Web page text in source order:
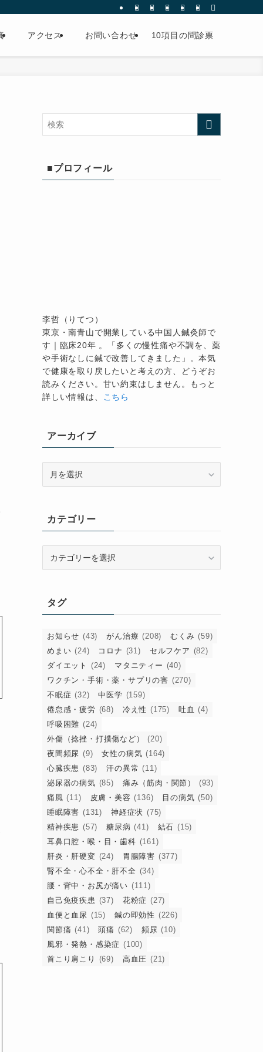
アクセス お問い合わせ 10項目の問診票
■プロフィール
李哲（りてつ）
東京・南青山で開業している中国人鍼灸師で
す｜臨床20年 。「多くの慢性痛や不調を、薬
や手術なしに鍼で改善してきました」。本気
で健康を取り戻したいと考えの方、どうぞお
読みください。甘い約束はしません。もっと
詳しい情報は、 こちら
アーカイブ
ブカテゴリー
ータグ
お知らせ (43) がん治療 (208) むくみ (59)
めまい (24) コロナ (31) セルフケア (82)
ダイエット
(24) マタニティー (40)
ワクチン・手術・薬・サプリの害 (270)
不眠症 (32) 中医学 (159)
倦怠感・疲労 (68) 冷え性 (175) 吐血 (4)
呼吸困難 (24)
外傷（捻挫・打撲傷など）
(20)
夜間頻尿 (9) 女性の病気 (164)
心臓疾患 (83) 汗の異常 (11)
泌尿器の病気 (85) 痛み（筋肉・関節）
(93)
痛風 (11) 皮膚・美容 (136) 目の病気 (50)
睡眠障害 (131) 神経症状 (75)
精神疾患 (57) 糖尿病 (41) 結石 (15)
耳鼻口腔・喉・目・歯科 (161)
肝炎・肝硬変 (24) 胃腸障害 (377)
腎不全・心不全・肝不全 (34)
腰・背中・お尻が痛い (111)
自己免疫疾患 (37) 花粉症 (27)
血便と血尿 (15) 鍼の即効性 (226)
関節痛 (41) 頭痛 (62) 頻尿 (10)
風邪・発熱・感染症 (100)
首こり肩こり
(69) 高血圧 (21)